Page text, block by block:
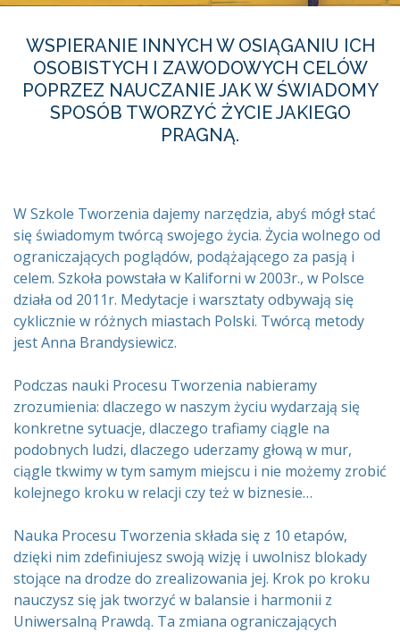
WSPIERANIE INNYCH W OSIĄGANIU ICH
OSOBISTYCH I ZAWODOWYCH CELÓW
POPRZEZ NAUCZANIE JAK W ŚWIADOMY
SPOSÓB TWORZYĆ ŻYCIE JAKIEGO
PRAGNĄ.
W Szkole Tworzenia dajemy narzędzia, abyś mógł stać
się świadomym twórcą swojego życia. Życia wolnego od
ograniczających poglądów, podążającego za pasją i
celem. Szkoła powstała w Kaliforni w 2003r., w Polsce
działa od 2011r. Medytacje i warsztaty odbywają się
cyklicznie w różnych miastach Polski. Twórcą metody
jest Anna Brandysiewicz.
Podczas nauki Procesu Tworzenia nabieramy
zrozumienia: dlaczego w naszym życiu wydarzają się
konkretne sytuacje, dlaczego trafiamy ciągle na
podobnych ludzi, dlaczego uderzamy głową w mur,
ciągle tkwimy w tym samym miejscu i nie możemy zrobić
kolejnego kroku w relacji czy też w biznesie…
Nauka Procesu Tworzenia składa się z 10 etapów,
dzięki nim zdefiniujesz swoją wizję i uwolnisz blokady
stojące na drodze do zrealizowania jej. Krok po kroku
nauczysz się jak tworzyć w balansie i harmonii z
Uniwersalną Prawdą. Ta zmiana ograniczających